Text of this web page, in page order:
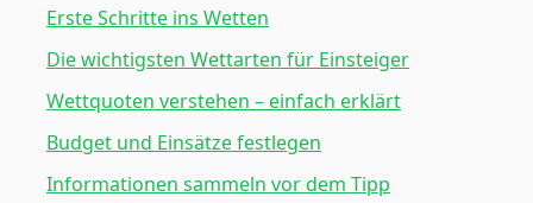
Erste Schritte ins Wetten
Die wichtigsten Wettarten für Einsteiger
Wettquoten verstehen – einfach erklärt
Budget und Einsätze festlegen
Informationen sammeln vor dem Tipp